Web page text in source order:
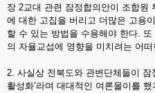
장 2교대 관련 잠정합의안이 조합원
에 대한 고집을 버리고 더많은 고용
할 수 있는 방법을 수용해야 한다.
의 자율교섭에 영향을 미치려는 어
2. 사실상 전북도와 관변단체들이 잠
활성화’라며 대대적인 여론몰이를